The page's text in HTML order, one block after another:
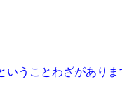
いうことわざがあり